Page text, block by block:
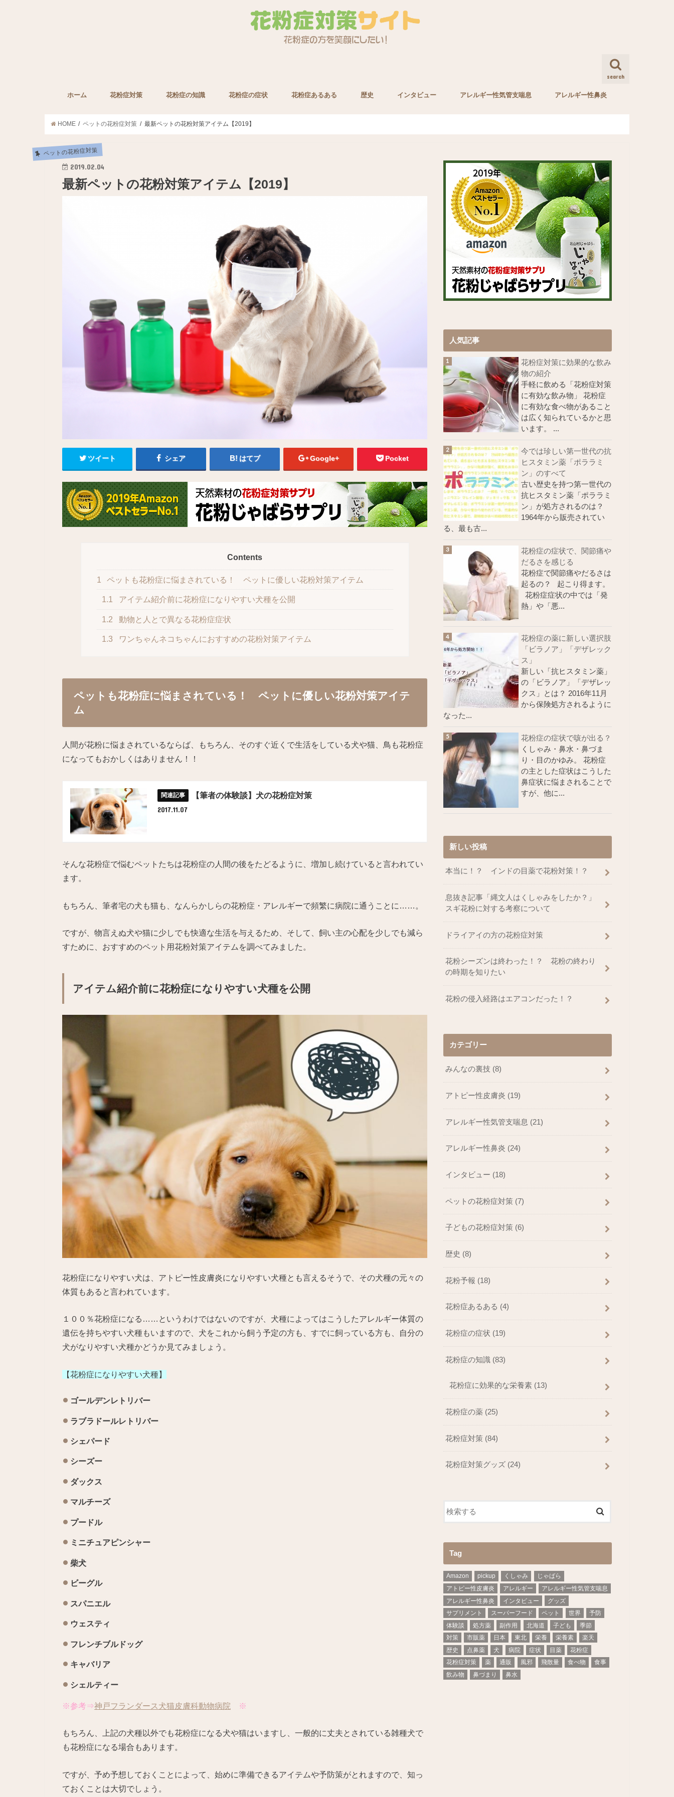
search
ホーム 花粉症対策 花粉症の知識 花粉症の症状 花粉症あるある 歴史 インタビュー アレルギー性気管支喘息 アレルギー性鼻炎
HOME ペットの花粉症対策 最新ペットの花粉対策アイテム【2019】
ペットの花粉症対策
2019.02.04
最新ペットの花粉対策アイテム【2019】
ツイート シェア はてブ Google+ Pocket
Contents
1 ペットも花粉症に悩まされている！ ペットに優しい花粉対策アイテム
1.1 アイテム紹介前に花粉症になりやすい犬種を公開
1.2 動物と人とで異なる花粉症症状
1.3 ワンちゃんネコちゃんにおすすめの花粉対策アイテム
ペットも花粉症に悩まされている！ ペットに優しい花粉対策アイテ
ム
人間が花粉に悩まされているならば、もちろん、そのすぐ近くで生活をしている犬や猫、鳥も花粉症
になってもおかしくはありません！！
【筆者の体験談】犬の花粉症対策
2017.11.07
そんな花粉症で悩むペットたちは花粉症の人間の後をたどるように、増加し続けていると言われてい
ます。
もちろん、筆者宅の犬も猫も、なんらかしらの花粉症・アレルギーで頻繁に病院に通うことに……。
ですが、物言えぬ犬や猫に少しでも快適な生活を与えるため、そして、飼い主の心配を少しでも減ら
すために、おすすめのペット用花粉対策アイテムを調べてみました。
アイテム紹介前に花粉症になりやすい犬種を公開
花粉症になりやすい犬は、アトピー性皮膚炎になりやすい犬種とも言えるそうで、その犬種の元々の
体質もあると言われています。
１００％花粉症になる……というわけではないのですが、犬種によってはこうしたアレルギー体質の
遺伝を持ちやすい犬種もいますので、犬をこれから飼う予定の方も、すでに飼っている方も、自分の
犬がなりやすい犬種かどうか見てみましょう。
【花粉症になりやすい犬種】
ゴールデンレトリバー
ラブラドールレトリバー
シェパード
シーズー
ダックス
マルチーズ
プードル
ミニチュアピンシャー
柴犬
ビーグル
スパニエル
ウェスティ
フレンチブルドッグ
キャバリア
シェルティー
※参考⇒神戸フランダース犬猫皮膚科動物病院 ※
もちろん、上記の犬種以外でも花粉症になる犬や猫はいますし、一般的に丈夫とされている雑種犬で
も花粉症になる場合もあります。
ですが、予め予想しておくことによって、始めに準備できるアイテムや予防策がとれますので、知っ
ておくことは大切でしょう。
人気記事
花粉症対策に効果的な飲み
物の紹介
手軽に飲める「花粉症対策
に有効な飲み物」 花粉症
に有効な食べ物があること
は広く知られているかと思
います。 ...
今では珍しい第一世代の抗
ヒスタミン薬「ポララミ
ン」のすべて
古い歴史を持つ第一世代の
抗ヒスタミン薬「ポララミ
ン」が処方されるのは？
1964年から販売されてい
る、最も古...
花粉症の症状で、関節痛や
だるさを感じる
花粉症で関節痛やだるさは
起るの？ 起こり得ます。
花粉症症状の中では「発
熱」や「悪...
花粉症の薬に新しい選択肢
「ビラノア」「デザレック
ス」
新しい「抗ヒスタミン薬」
の「ビラノア」「デザレッ
クス」とは？ 2016年11月
から保険処方されるように
なった...
花粉症の症状で咳が出る？
くしゃみ・鼻水・鼻づま
り・目のかゆみ。 花粉症
の主とした症状はこうした
鼻症状に悩まされることで
すが、他に...
新しい投稿
本当に！？ インドの目薬で花粉対策！？
息抜き記事「縄文人はくしゃみをしたか？」
スギ花粉に対する考察について
ドライアイの方の花粉症対策
花粉シーズンは終わった！？ 花粉の終わり
の時期を知りたい
花粉の侵入経路はエアコンだった！？
カテゴリー
みんなの裏技 (8)
アトピー性皮膚炎 (19)
アレルギー性気管支喘息 (21)
アレルギー性鼻炎 (24)
インタビュー (18)
ペットの花粉症対策 (7)
子どもの花粉症対策 (6)
歴史 (8)
花粉予報 (18)
花粉症あるある (4)
花粉症の症状 (19)
花粉症の知識 (83)
花粉症に効果的な栄養素 (13)
花粉症の薬 (25)
花粉症対策 (84)
花粉症対策グッズ (24)
Tag
Amazon pickup くしゃみ
じゃばら
アトピー性皮膚炎
アレルギー
アレルギー性気管支喘息
アレルギー性鼻炎
インタビュー
グッズ
サプリメント
スーパーフード ペット 世界
予防
体験談
処方薬 副作用 北海道 子ども
季節
対策
市販薬 日本 東北 栄養 栄養素
楽天
歴史
点鼻薬 犬 病院 症状 目薬
花粉症
花粉症対策
薬 通販 風邪 飛散量 食べ物
食事
飲み物
鼻づまり 鼻水